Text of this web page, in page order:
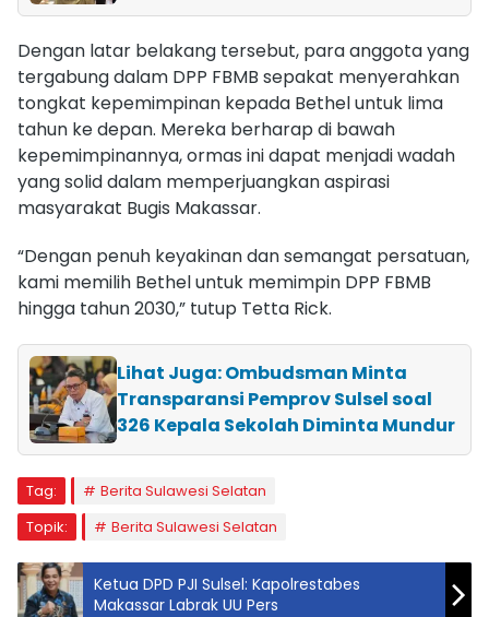
Dengan latar belakang tersebut, para anggota yang
tergabung dalam DPP FBMB sepakat menyerahkan
tongkat kepemimpinan kepada Bethel untuk lima
tahun ke depan. Mereka berharap di bawah
kepemimpinannya, ormas ini dapat menjadi wadah
yang solid dalam memperjuangkan aspirasi
masyarakat Bugis Makassar.
“Dengan penuh keyakinan dan semangat persatuan,
kami memilih Bethel untuk memimpin DPP FBMB
hingga tahun 2030,” tutup Tetta Rick.
Lihat Juga: Ombudsman Minta
Transparansi Pemprov Sulsel soal
326 Kepala Sekolah Diminta Mundur
Tag:
Berita Sulawesi Selatan
Topik:
Berita Sulawesi Selatan
Ketua DPD PJI Sulsel: Kapolrestabes
Makassar Labrak UU Pers